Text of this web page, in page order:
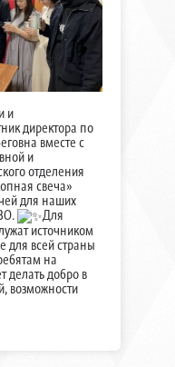
и
директора по
вместе с
и
отделения
свеча»
для наших
Для
источником
для всей страны
на
делать добро в
возможности